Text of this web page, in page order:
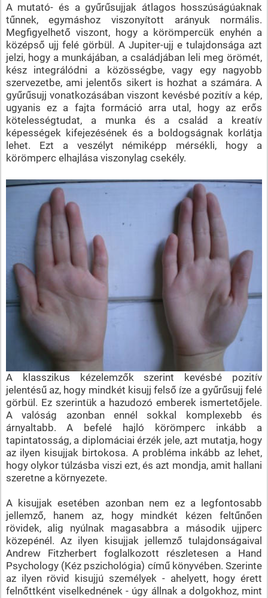
A mutató- és a gyűrűsujjak átlagos hosszúságúaknak
tűnnek, egymáshoz viszonyított arányuk normális.
Megfigyelhető viszont, hogy a körömpercük enyhén a
középső ujj felé görbül. A Jupiter-ujj e tulajdonsága azt
jelzi, hogy a munkájában, a családjában leli meg örömét,
kész integrálódni a közösségbe, vagy egy nagyobb
szervezetbe, ami jelentős sikert is hozhat a számára. A
gyűrűsujj vonatkozásában viszont kevésbé pozitív a kép,
ugyanis ez a fajta formáció arra utal, hogy az erős
kötelességtudat, a munka és a család a kreatív
képességek kifejezésének és a boldogságnak korlátja
lehet. Ezt a veszélyt némiképp mérsékli, hogy a
körömperc elhajlása viszonylag csekély.
A klasszikus kézelemzők szerint kevésbé pozitív
jelentésű az, hogy mindkét kisujj felső íze a gyűrűsujj felé
görbül. Ez szerintük a hazudozó emberek ismertetőjele.
A valóság azonban ennél sokkal komplexebb és
árnyaltabb. A befelé hajló körömperc inkább a
tapintatosság, a diplomáciai érzék jele, azt mutatja, hogy
az ilyen kisujjak birtokosa. A probléma inkább az lehet,
hogy olykor túlzásba viszi ezt, és azt mondja, amit hallani
szeretne a környezete.
A kisujjak esetében azonban nem ez a legfontosabb
jellemző, hanem az, hogy mindkét kézen feltűnően
rövidek, alig nyúlnak magasabbra a második ujjperc
közepénél. Az ilyen kisujjak jellemző tulajdonságaival
Andrew Fitzherbert foglalkozott részletesen a Hand
Psychology (Kéz pszichológia) című könyvében. Szerinte
az ilyen rövid kisujjú személyek - ahelyett, hogy érett
felnőttként viselkednének - úgy állnak a dolgokhoz, mint